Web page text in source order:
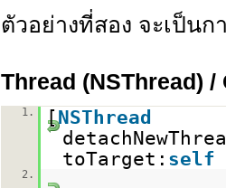
ตัวอย่างที่สอง จะเป็นก
Thread (NSThread)
1. [NSThread
toTarget: self
2.